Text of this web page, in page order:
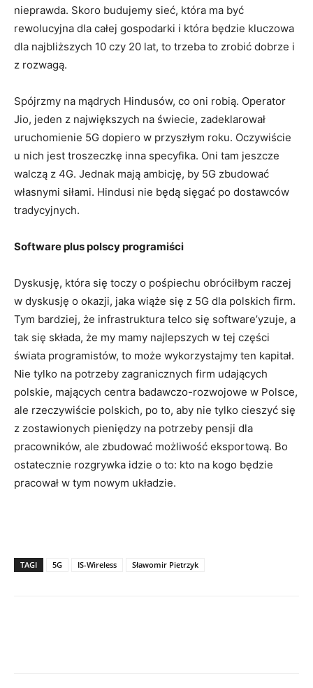
nieprawda. Skoro budujemy sieć, która ma być
rewolucyjna dla całej gospodarki i która będzie kluczowa
dla najbliższych 10 czy 20 lat, to trzeba to zrobić dobrze i
z rozwagą.
Spójrzmy na mądrych Hindusów, co oni robią. Operator
Jio, jeden z największych na świecie, zadeklarował
uruchomienie 5G dopiero w przyszłym roku. Oczywiście
u nich jest troszeczkę inna specyfika. Oni tam jeszcze
walczą z 4G. Jednak mają ambicję, by 5G zbudować
własnymi siłami. Hindusi nie będą sięgać po dostawców
tradycyjnych.
Software plus polscy programiści
Dyskusję, która się toczy o pośpiechu obróciłbym raczej
w dyskusję o okazji, jaka wiąże się z 5G dla polskich firm.
Tym bardziej, że infrastruktura telco się software’yzuje, a
tak się składa, że my mamy najlepszych w tej części
świata programistów, to może wykorzystajmy ten kapitał.
Nie tylko na potrzeby zagranicznych firm udających
polskie, mających centra badawczo-rozwojowe w Polsce,
ale rzeczywiście polskich, po to, aby nie tylko cieszyć się
z zostawionych pieniędzy na potrzeby pensji dla
pracowników, ale zbudować możliwość eksportową. Bo
ostatecznie rozgrywka idzie o to: kto na kogo będzie
pracował w tym nowym układzie.
TAGI 5G IS-Wireless Sławomir Pietrzyk